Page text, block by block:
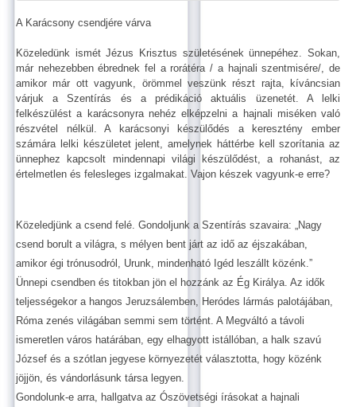
A Karácsony csendjére várva
Közeledünk ismét Jézus Krisztus születésének ünnepéhez. Sokan,
már nehezebben ébrednek fel a rorátéra / a hajnali szentmisére/, de
amikor már ott vagyunk, örömmel veszünk részt rajta, kíváncsian
várjuk a Szentírás és a prédikáció aktuális üzenetét. A lelki
felkészülést a karácsonyra nehéz elképzelni a hajnali miséken való
részvétel nélkül. A karácsonyi készülődés a keresztény ember
számára lelki készületet jelent, amelynek háttérbe kell szorítania az
ünnephez kapcsolt mindennapi világi készülődést, a rohanást, az
értelmetlen és felesleges izgalmakat. Vajon készek vagyunk-e erre?
Közeledjünk a csend felé. Gondoljunk a Szentírás szavaira: „Nagy
csend borult a világra, s mélyen bent járt az idő az éjszakában,
amikor égi trónusodról, Urunk, mindenható Igéd leszállt közénk.”
Ünnepi csendben és titokban jön el hozzánk az Ég Királya. Az idők
teljességekor a hangos Jeruzsálemben, Heródes lármás palotájában,
Róma zenés világában semmi sem történt. A Megváltó a távoli
ismeretlen város határában, egy elhagyott istállóban, a halk szavú
József és a szótlan jegyese környezetét választotta, hogy közénk
jöjjön, és vándorlásunk társa legyen.
Gondolunk-e arra, hallgatva az Ószövetségi írásokat a hajnali